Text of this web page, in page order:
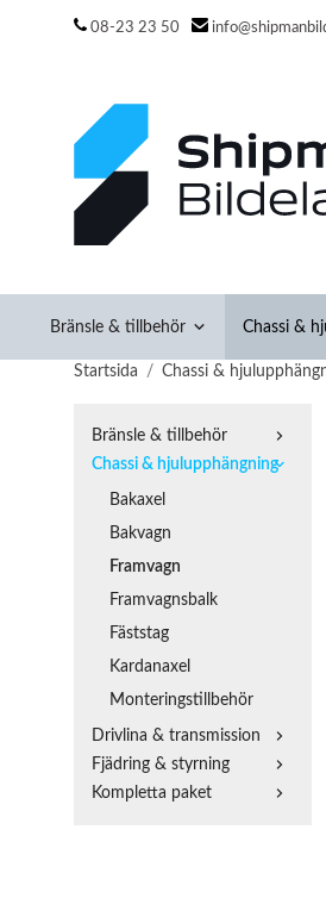
08-23 23 50
Bränsle & tillbehör Chassi &
Startsida / Chassi &
Bränsle & tillbehör
Chassi & hjulupphängning
Bakaxel
Bakvagn
Framvagn
Framvagnsbalk
Fäststag
Kardanaxel
Monteringstillbehör
Drivlina & transmission
Fjädring & styrning
Kompletta paket